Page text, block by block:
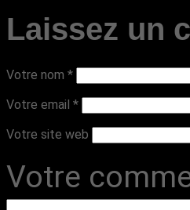
Laissez un
Votre nom *
Votre email *
Votre site web
Votre